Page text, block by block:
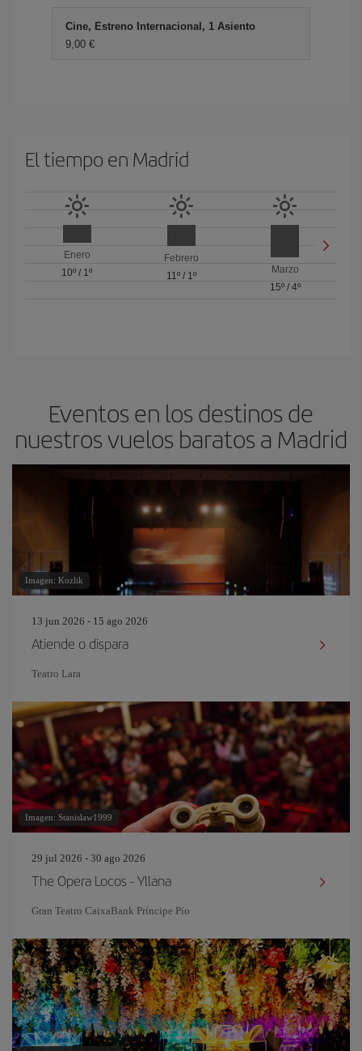
Cine, Estreno Internacional, 1 Asiento
9,00 €
El tiempo en Madrid
Enero
10º / 1º
Febrero
11º/ 1º
Marzo
15º/ 4º
Eventos en los destinos de
nuestros vuelos baratos a Madrid
Imagen: Kozlik
13 jun 2026 - 15 ago 2026
Atiende o dispara
Teatro Lara
Imagen: Stanislaw1999
29 jul 2026 - 30 ago 2026
The Opera Locos - Yllana
Gran Teatro CaixaBank Príncipe Pío